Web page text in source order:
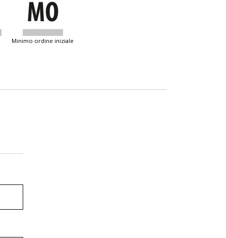
minimo ordine iniziale